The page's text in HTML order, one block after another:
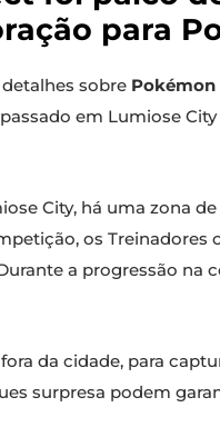
para
sobre Pokémon
em Lumiose
City, há uma zona
os
a progressão na
da cidade, para
surpresa podem